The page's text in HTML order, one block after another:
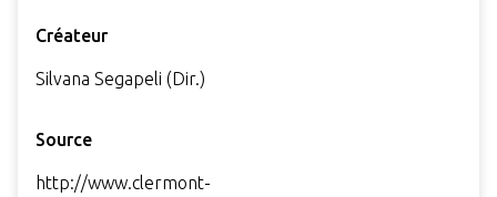
Créateur
Silvana Segapeli (Dir.)
Source
http://www.clermont-